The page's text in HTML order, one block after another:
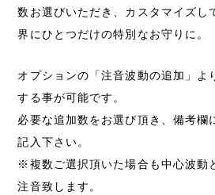
数お選びいただき、カスタマイズし
界にひとつだけの特別なお守りに。
オプションの「注音波動の追加」よ
する事が可能です。
必要な追加数をお選び頂き、備考欄
記入下さい。
※複数ご選択頂いた場合も中心波動
注音致します。